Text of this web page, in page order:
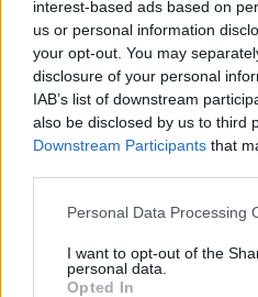
interest-based ads based on
us or personal information
your opt-out. You may
disclosure of your personal
IAB’s list of downstream
also be disclosed by us to third
Downstream Participants that
Personal Data Processing
I want to opt-out of the
personal data.
Opted In